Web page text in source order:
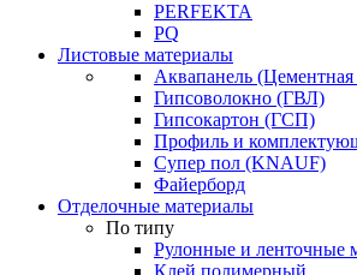
PERFEKTA
PQ
Листовые материалы
Аквапанель (Цементная
Гипсоволокно (ГВЛ)
Гипсокартон (ГСП)
Профиль и
Супер пол (KNAUF)
Файерборд
Отделочные материалы
По типу
Рулонные и ленточные
Клей полимерный